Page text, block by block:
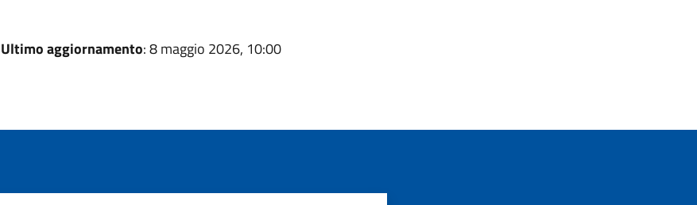
Ultimo aggiornamento: 8 maggio 2026, 10:00